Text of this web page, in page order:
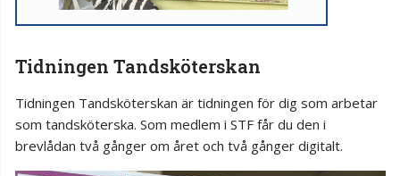
Tidningen Tandsköterskan
Tidningen Tandsköterskan är tidningen för dig som arbetar
som tandsköterska. Som medlem i STF får du den i
brevlådan två gånger om året och två gånger digitalt.